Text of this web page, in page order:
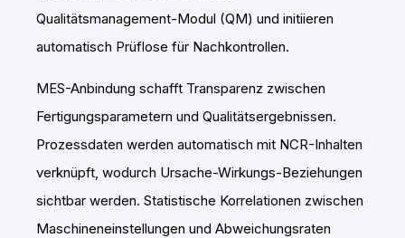
Qualitätsmanagement-Modul (QM) und initiieren
automatisch Prüflose für Nachkontrollen.
MES-Anbindung schafft Transparenz zwischen
Fertigungsparametern und Qualitätsergebnissen.
Prozessdaten werden automatisch mit NCR-Inhalten
verknüpft, wodurch Ursache-Wirkungs-Beziehungen
sichtbar werden. Statistische Korrelationen zwischen
Maschineneinstellungen und Abweichungsraten